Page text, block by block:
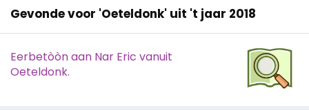
Gevonde voor 'Oeteldonk' uit 't jaar 2018
Eerbetòòn aan Nar Eric vanuit
Oeteldonk.